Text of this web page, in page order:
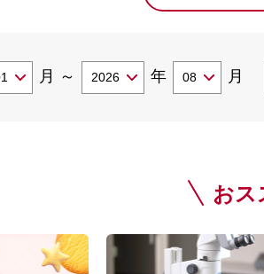
月 ～ 年 月
おス